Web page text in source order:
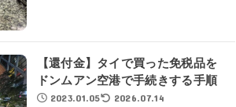
【還付金】タイで買った免税品を
ドンムアン空港で手続きする手順
2023.01.05 2026.07.14